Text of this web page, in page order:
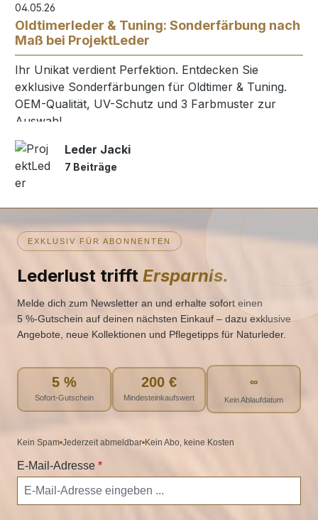
04.05.26
Oldtimerleder & Tuning: Sonderfärbung nach
Maß bei ProjektLeder
Ihr Unikat verdient Perfektion. Entdecken Sie
exklusive Sonderfärbungen für Oldtimer & Tuning.
OEM-Qualität, UV-Schutz und 3 Farbmuster zur
Auswahl.
Leder Jacki
7 Beiträge
EXKLUSIV FÜR ABONNENTEN
Lederlust trifft Ersparnis.
Melde dich zum Newsletter an und erhalte sofort einen
5 %‑Gutschein auf deinen nächsten Einkauf – dazu exklusive
Angebote, neue Kollektionen und Pflegetipps für Naturleder.
5 %
Sofort-Gutschein
200 €
Mindesteinkaufswert
∞
Kein Ablaufdatum
Kein Spam Jederzeit abmeldbar Kein Abo, keine Kosten
E-Mail-Adresse *